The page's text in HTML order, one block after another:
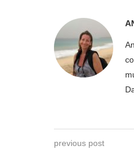
previous post